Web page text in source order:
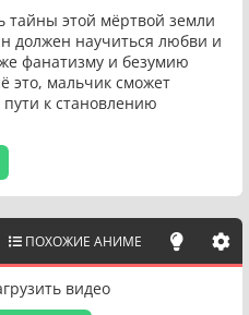
тайны этой мёртвой земли
должен научиться любви и
фанатизму и безумию
это, мальчик сможет
к становлению
ПОХОЖИЕ АНИМЕ
видео